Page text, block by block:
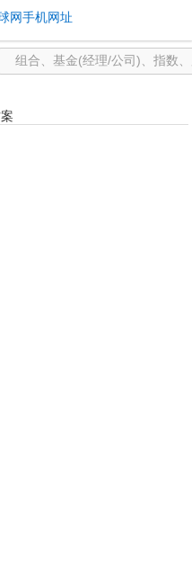
网的网址
网手机网址